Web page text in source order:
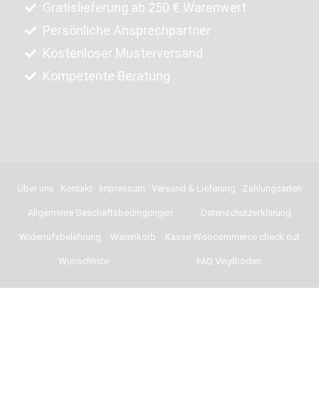
Gratislieferung ab 250 € Warenwert
Persönliche Ansprechpartner
Kostenloser Musterversand
Kompetente Beratung
Über uns Kontakt Impressum Versand & Lieferung Zahlungsarten
Allgemeine Geschäftsbedingungen Datenschutzerklärung
Widerrufsbelehrung Warenkorb Kasse Woocommerce check out
Wunschliste FAQ Vinylböden